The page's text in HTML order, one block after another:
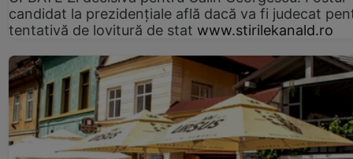
candidat la prezidențiale află dacă va fi judecat
tentativă de lovitură de stat www.stirilekanald.ro